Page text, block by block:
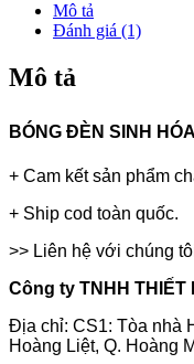
Mô tả
Đánh giá (1)
Mô tả
BÓNG ĐÈN SINH
+ Cam kết sản phẩm
+ Ship cod toàn quốc.
>> Liên hệ với chúng
Công ty TNHH THIẾT
Địa chỉ: CS1: Tòa nhà
Hoàng Liệt, Q. Hoàng